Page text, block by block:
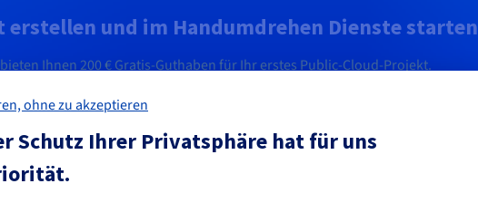
erstellen und im Handumdrehen Dienste starten
Ihnen 200 €Gratis-Guthaben für Ihr erstes Public-Cloud-Projekt.
ohne zu akzeptieren
Schutz Ihrer Privatsphäre hat für uns